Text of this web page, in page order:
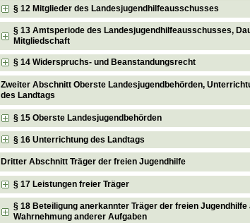
§ 12 Mitglieder des Landesjugendhilfeausschusses
§ 13 Amtsperiode des Landesjugendhilfeausschusses,
Mitgliedschaft
§ 14 Widerspruchs- und Beanstandungsrecht
Zweiter Abschnitt Oberste Landesjugendbehörden,
des Landtags
§ 15 Oberste Landesjugendbehörden
§ 16 Unterrichtung des Landtags
Dritter Abschnitt Träger der freien Jugendhilfe
§ 17 Leistungen freier Träger
§ 18 Beteiligung anerkannter Träger der freien Jugendhilfe
Wahrnehmung anderer Aufgaben